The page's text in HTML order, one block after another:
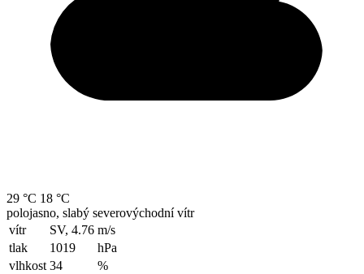
29 °C 18 °C
polojasno, slabý severovýchodní vítr
vítr
SV, 4.76 m/s
tlak
1019
hPa
vlhkost 34
%